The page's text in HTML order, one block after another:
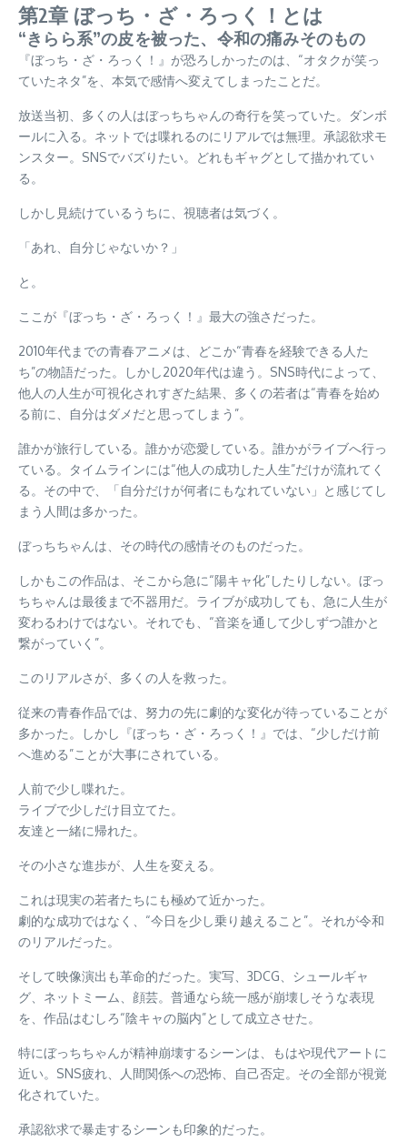
第2章 ぼっち・ざ・ろっく！とは
“きらら系”の皮を被った、令和の痛みそのもの
『ぼっち・ざ・ろっく！』が恐ろしかったのは、“オタクが笑っ
ていたネタ”を、本気で感情へ変えてしまったことだ。
放送当初、多くの人はぼっちちゃんの奇行を笑っていた。ダンボ
ールに入る。ネットでは喋れるのにリアルでは無理。承認欲求モ
ンスター。SNSでバズりたい。どれもギャグとして描かれてい
る。
しかし見続けているうちに、視聴者は気づく。
「あれ、自分じゃないか？」
と。
ここが『ぼっち・ざ・ろっく！』最大の強さだった。
2010年代までの青春アニメは、どこか“青春を経験できる人た
ち”の物語だった。しかし2020年代は違う。SNS時代によって、
他人の人生が可視化されすぎた結果、多くの若者は“青春を始め
る前に、自分はダメだと思ってしまう”。
誰かが旅行している。誰かが恋愛している。誰かがライブへ行っ
ている。タイムラインには“他人の成功した人生”だけが流れてく
る。その中で、「自分だけが何者にもなれていない」と感じてし
まう人間は多かった。
ぼっちちゃんは、その時代の感情そのものだった。
しかもこの作品は、そこから急に“陽キャ化”したりしない。ぼっ
ちちゃんは最後まで不器用だ。ライブが成功しても、急に人生が
変わるわけではない。それでも、“音楽を通して少しずつ誰かと
繋がっていく”。
このリアルさが、多くの人を救った。
従来の青春作品では、努力の先に劇的な変化が待っていることが
多かった。しかし『ぼっち・ざ・ろっく！』では、“少しだけ前
へ進める”ことが大事にされている。
人前で少し喋れた。
ライブで少しだけ目立てた。
友達と一緒に帰れた。
その小さな進歩が、人生を変える。
これは現実の若者たちにも極めて近かった。
劇的な成功ではなく、“今日を少し乗り越えること”。それが令和
のリアルだった。
そして映像演出も革命的だった。実写、3DCG、シュールギャ
グ、ネットミーム、顔芸。普通なら統一感が崩壊しそうな表現
を、作品はむしろ“陰キャの脳内”として成立させた。
特にぼっちちゃんが精神崩壊するシーンは、もはや現代アートに
近い。SNS疲れ、人間関係への恐怖、自己否定。その全部が視覚
化されていた。
承認欲求で暴走するシーンも印象的だった。